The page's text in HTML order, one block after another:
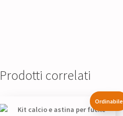
Prodotti correlati
Ordinabile